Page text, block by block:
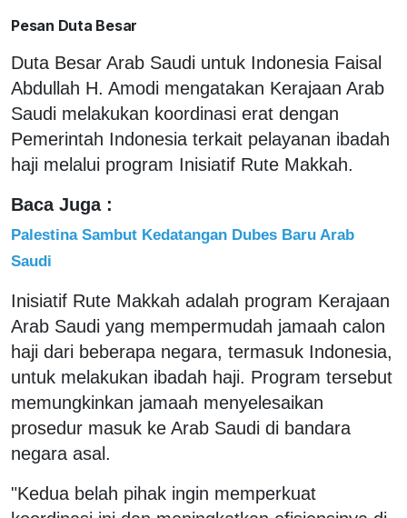
Pesan Duta Besar
Duta Besar Arab Saudi untuk Indonesia Faisal
Abdullah H. Amodi mengatakan Kerajaan Arab
Saudi melakukan koordinasi erat dengan
Pemerintah Indonesia terkait pelayanan ibadah
haji melalui program Inisiatif Rute Makkah.
Baca Juga :
Palestina Sambut Kedatangan Dubes Baru Arab
Saudi
Inisiatif Rute Makkah adalah program Kerajaan
Arab Saudi yang mempermudah jamaah calon
haji dari beberapa negara, termasuk Indonesia,
untuk melakukan ibadah haji. Program tersebut
memungkinkan jamaah menyelesaikan
prosedur masuk ke Arab Saudi di bandara
negara asal.
"Kedua belah pihak ingin memperkuat